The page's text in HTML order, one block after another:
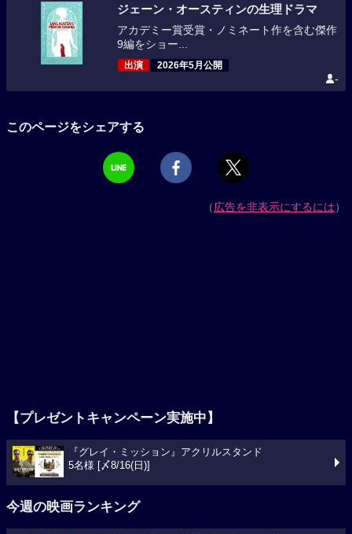
ジェーン・オースティンの生理ドラマ
アカデミー賞受賞・ノミネート作を含む傑作
9編をショー...
出演 2026年5月公開
-
このページをシェアする
（広告を非表示にするには）
【プレゼントキャンペーン実施中】
『グレイ・ミッション』アクリルスタンド
5名様 [〆8/16(日)]
今週の映画ランキング